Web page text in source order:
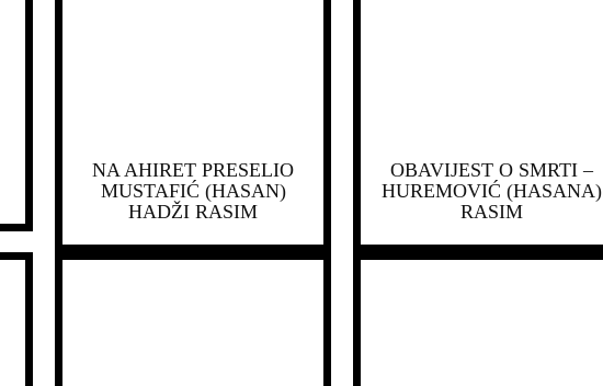
NA AHIRET PRESELIO
MUSTAFIĆ (HASAN)
HADŽI RASIM
OBAVIJEST O SMRTI –
HUREMOVIĆ (HASANA)
RASIM